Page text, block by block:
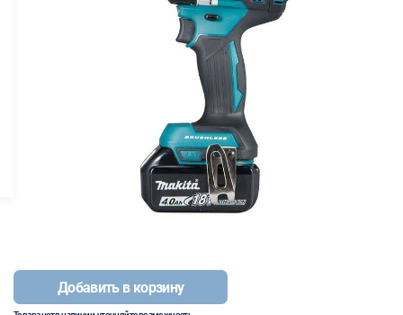
Добавить в корзину